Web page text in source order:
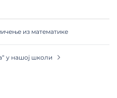
из математике
у нашој школи